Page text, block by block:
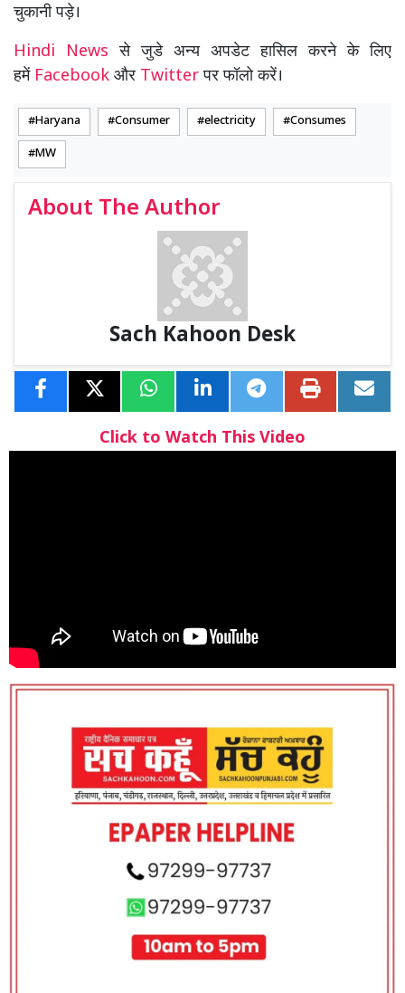
चुकानी पड़े।
Hindi Newsसे जुडे अन्य अपडेट हासिल करने के लिए
हमें Facebook और Twitterपर फॉलो करें।
Haryana Consumer electricity Consumes
MW
About The Author
Sach Kahoon Desk
Click to Watch This Video